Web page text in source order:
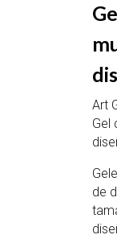
Art
Gel
de